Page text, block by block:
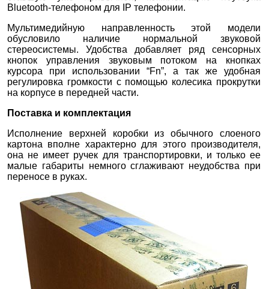
Bluetooth-телефоном для IP телефонии.
Мультимедийную направленность этой модели
обусловило наличие нормальной звуковой
стереосистемы. Удобства добавляет ряд сенсорных
кнопок управления звуковым потоком на кнопках
курсора при использовании “Fn”, а так же удобная
регулировка громкости с помощью колесика прокрутки
на корпусе в передней части.
Поставка и комплектация
Исполнение верхней коробки из обычного слоеного
картона вполне характерно для этого производителя,
она не имеет ручек для транспортировки, и только ее
малые габариты немного сглаживают неудобства при
переносе в руках.